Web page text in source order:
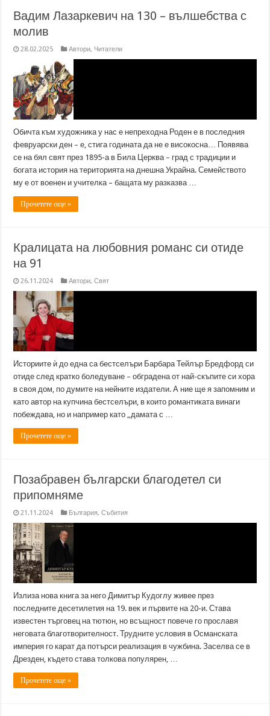
Вадим Лазаркевич на 130 – вълшебства с
молив
28.02.2025 Автори, Читатели
Обичта към художника у нас е непреходна Роден е в последния
февруарски ден – е, стига годината да не е високосна… Появява
се на бял свят през 1895-а в Била Церква – град с традиции и
богата история на територията на днешна Украйна. Семейството
му е от военен и учителка – бащата му разказва …
Прочетете още »
Кралицата на любовния романс си отиде
на 91
26.11.2024 Автори,Свят
Историите ѝ до една са бестселъри Барбара Тейлър Бредфорд си
отиде след кратко боледуване – обградена от най-скъпите си хора
в своя дом, по думите на нейните издатели. А ние ще я запомним и
като автор на купчина бестселъри, в които романтиката винаги
побеждава, но и например като „дамата с …
Прочетете още »
Позабравен български благодетел си
припомняме
21.11.2024 България,Събития
Излиза нова книга за него Димитър Кудоглу живее през
последните десетилетия на 19. век и първите на 20-и. Става
известен търговец на тютюн, но всъщност повече го прославя
неговата благотворителност. Трудните условия в Османската
империя го карат да потърси реализация в чужбина. Заселва се в
Дрезден, където става толкова популярен, …
Прочетете още »